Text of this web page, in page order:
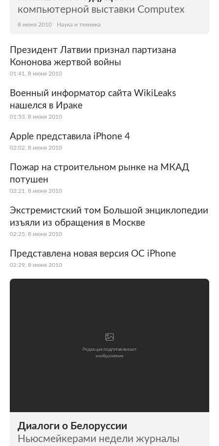
компьютерной выставки Computex
8 июня 2010 Наука и техника
Президент Латвии признал партизана
Кононова жертвой войны
01:41, 8 июня 2010
Военный информатор сайта WikiLeaks
нашелся в Ираке
01:53, 8 июня 2010
Apple представила iPhone 4
02:02, 8 июня 2010
Пожар на строительном рынке на МКАД
потушен
02:21, 8 июня 2010
Экстремистский том Большой энциклопедии
изъяли из обращения в Москве
02:25, 8 июня 2010
Представлена новая версия ОС iPhone
02:29, 8 июня 2010
Диалоги о Белоруссии
Ньюсмейкерами недели журналы